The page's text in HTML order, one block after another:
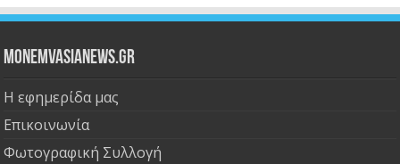
Monemvasianews.gr
Η εφημερίδα μας
Επικοινωνία
Φωτογραφική Συλλογή